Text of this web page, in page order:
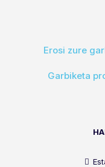
Erosi zure
Garbiketa